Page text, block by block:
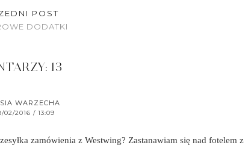
POST
DODATKI
13
WARZECHA
02/2016 / 13:09
zamówienia z Westwing? Zastanawiam się nad fotelem